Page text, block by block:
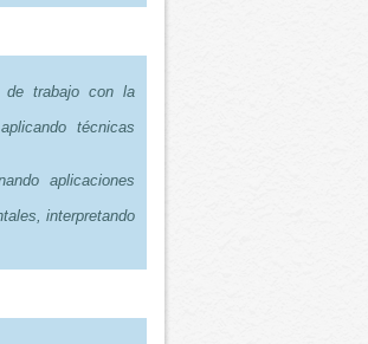
de trabajo con la
técnicas
aplicaciones
interpretando